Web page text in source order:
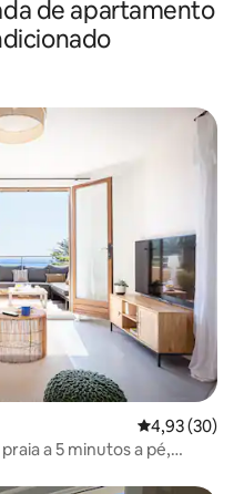
de apartamento
4,93 de uma
4,93 (30)
a 5 minutos a pé,